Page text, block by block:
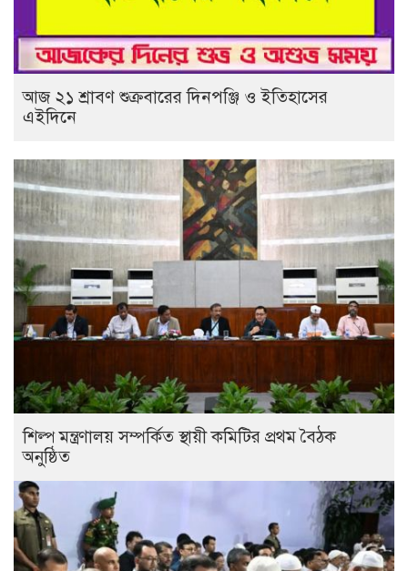
আজ ২১ শ্রাবণ শুক্রবারের দিনপঞ্জি ও ইতিহাসের
এইদিনে
শিল্প মন্ত্রণালয় সম্পর্কিত স্থায়ী কমিটির প্রথম বৈঠক
অনুষ্ঠিত